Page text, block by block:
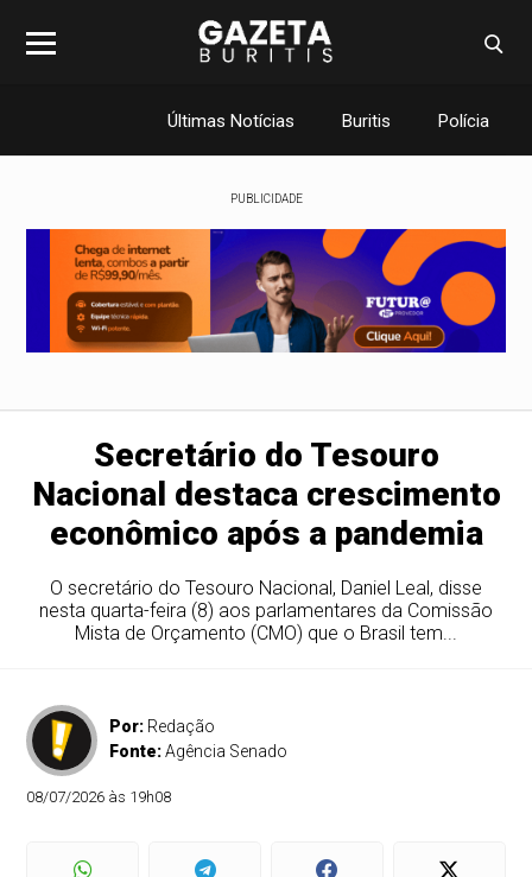
Últimas Notícias Buritis Polícia
PUBLICIDADE
Secretário do Tesouro
Nacional destaca crescimento
econômico após a pandemia
O secretário do Tesouro Nacional, Daniel Leal, disse
nesta quarta-feira (8) aos parlamentares da Comissão
Mista de Orçamento (CMO) que o Brasil tem...
Por: Redação
Fonte:Agência Senado
08/07/2026 às 19h08